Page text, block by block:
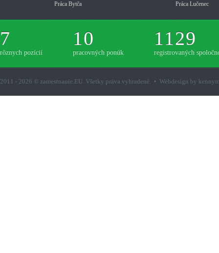
Práca Bytča
Práca Lučenec
7
rôznych pozícií
10
pracovných ponúk
1129
registrovaných
2011 - 2026 © zamestnanie.EU. Všetky práva vyhradené. • Webdesign by